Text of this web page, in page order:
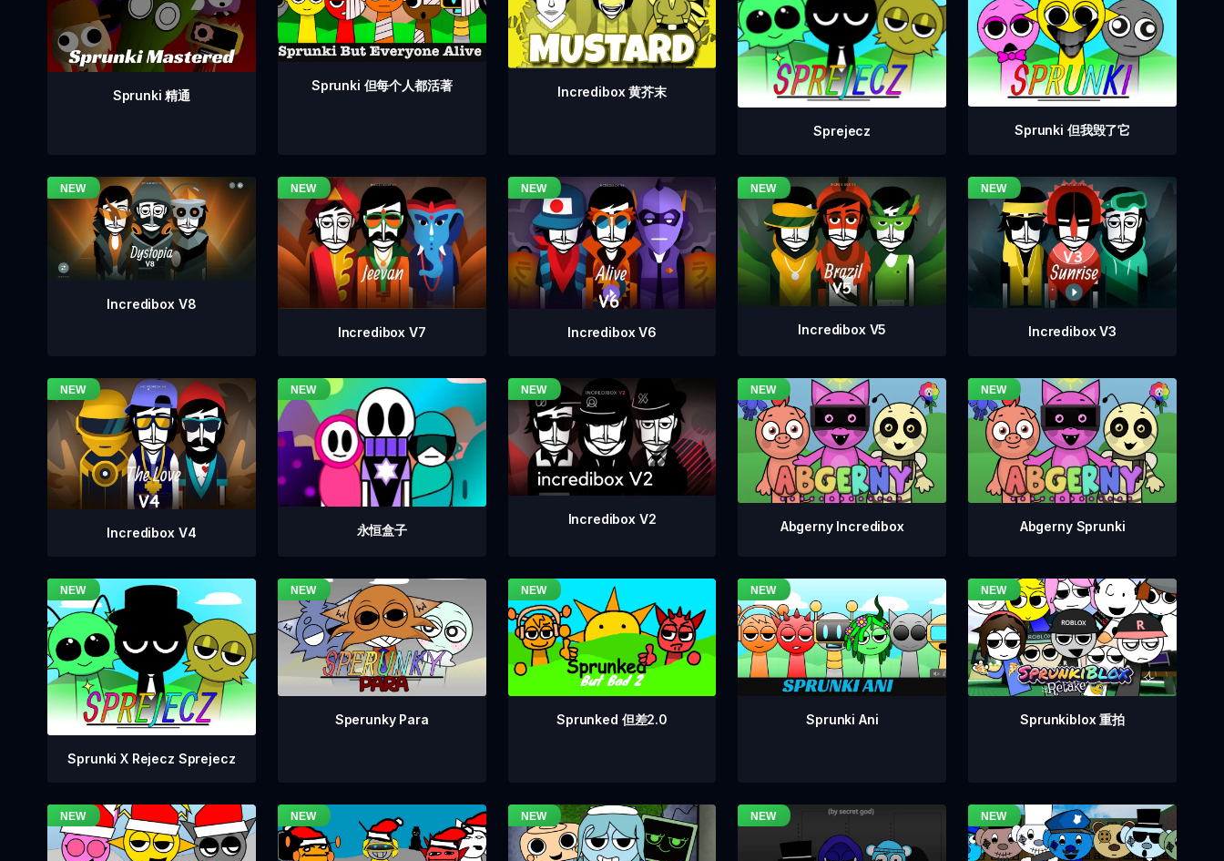
Sprunki 精通
Sprunki 但每个人都活著 Incredibox 黄芥末
Sprejecz Sprunki 但我毁了它
Incredibox V8
Incredibox V7
Incredibox V6 Incredibox V5 Incredibox V3
Incredibox V4 永恒盒子
Incredibox V2 Abgerny Incredibox Abgerny Sprunki
Sprunki X Rejecz Sprejecz
Sperunky Para Sprunked 但差2.0 Sprunki Ani Sprunkiblox 重拍